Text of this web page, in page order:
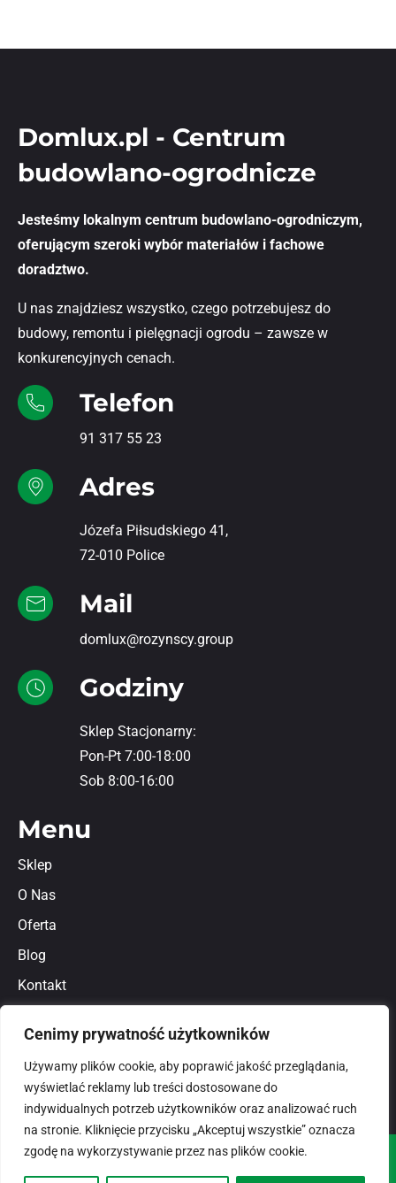
Cenimy prywatność użytkowników
Używamy plików cookie, aby poprawić jakość przeglądania,
wyświetlać reklamy lub treści dostosowane do
indywidualnych potrzeb użytkowników oraz analizować ruch
na stronie. Kliknięcie przycisku „Akceptuj wszystkie” oznacza
zgodę na wykorzystywanie przez nas plików cookie.
Domlux.pl - Centrum
budowlano-ogrodnicze
Jesteśmy lokalnym centrum budowlano-ogrodniczym,
oferującym szeroki wybór materiałów i fachowe
doradztwo.
U nas znajdziesz wszystko, czego potrzebujesz do
budowy, remontu i pielęgnacji ogrodu – zawsze w
konkurencyjnych cenach.
Telefon
91 317 55 23
Adres
Józefa Piłsudskiego 41,
72-010 Police
Mail
domlux@rozynscy.group
Godziny
Sklep Stacjonarny:
Pon-Pt 7:00-18:00
Sob 8:00-16:00
Menu
Sklep
O Nas
Oferta
Blog
Kontakt
Polityka prywatności
© 2026domlux.plZaprojektowany przez: